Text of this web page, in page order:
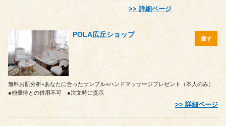
詳細ページ
POLA広丘ショップ 癒す
無料お肌分析+あなたに合ったサンプル+ハンドマッサージプレゼント（本人のみ）
●他優待との併用不可 ●注文時に提示
詳細ページ